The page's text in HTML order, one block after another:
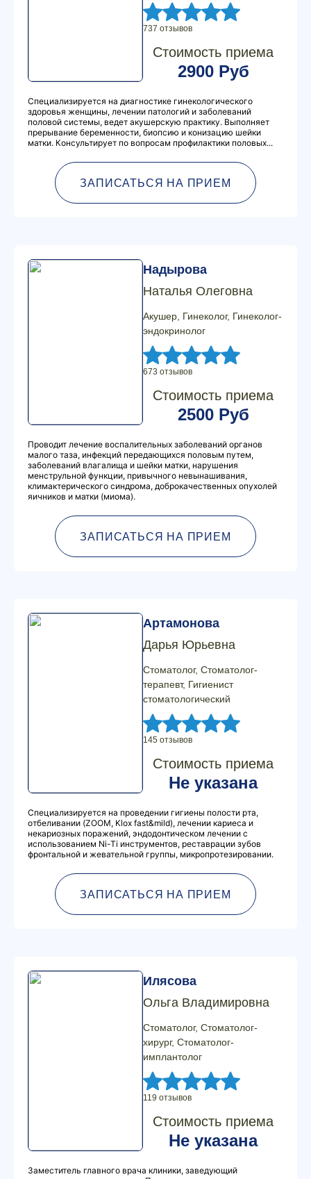
737 отзывов
Стоимость приема
2900 Руб
Специализируется на диагностике гинекологического
здоровья женщины, лечении патологий и заболеваний
половой системы, ведет акушерскую практику. Выполняет
прерывание беременности, биопсию и конизацию шейки
матки. Консультирует по вопросам профилактики половых...
ЗАПИСАТЬСЯ НА ПРИЕМ
Надырова
Наталья Олеговна
Акушер, Гинеколог, Гинеколог-
эндокринолог
673 отзывов
Стоимость приема
2500 Руб
Проводит лечение воспалительных заболеваний органов
малого таза, инфекций передающихся половым путем,
заболеваний влагалища и шейки матки, нарушения
менструльной функции, привычного невынашивания,
климактерического синдрома, доброкачественных опухолей
яичников и матки (миома).
ЗАПИСАТЬСЯ НА ПРИЕМ
Артамонова
Дарья Юрьевна
Стоматолог, Стоматолог-
терапевт, Гигиенист
стоматологический
145 отзывов
Стоимость приема
Не указана
Специализируется на проведении гигиены полости рта,
отбеливании (ZOOM, Klox fast&mild), лечении кариеса и
некариозных поражений, эндодонтическом лечении с
использованием Ni-Ti инструментов, реставрации зубов
фронтальной и жевательной группы, микропротезировании.
ЗАПИСАТЬСЯ НА ПРИЕМ
Илясова
Ольга Владимировна
Стоматолог, Стоматолог-
хирург, Стоматолог-
имплантолог
119 отзывов
Стоимость приема
Не указана
Заместитель главного врача клиники, заведующий